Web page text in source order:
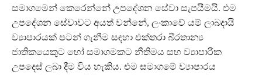
සමාගමෙන් කෙරෙන්නේ උපදේශන සේවා සැපයීමයි. එම
උපදේශන සේවාවට අයත් වන්නේ, ලංකාවේ යම් ලාබදායි
ව්‍යාපාරයක් පටන් ගැනීම සඳහා එක්තරා බි්‍රතාන්‍ය
ජාතිකයෙකුට හෝ සමාගමකට නීතිමය සහ ව්‍යාපාරික
උපදෙස් ලබා දීම විය හැකිය. එම සමාගමේ ව්‍යාපාරය